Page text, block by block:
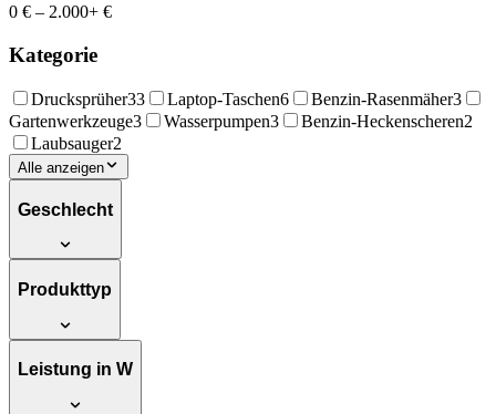
0 € – 2.000+ €
Kategorie
Drucksprüher33 Laptop-Taschen6 Benzin-Rasenmäher3
Gartenwerkzeuge3 Wasserpumpen3 Benzin-Heckenscheren2
Laubsauger2
Alle anzeigen
Geschlecht
Produkttyp
Leistung in W